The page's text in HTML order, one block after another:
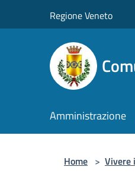
Regione Veneto
Amministrazione
Home > Vivere